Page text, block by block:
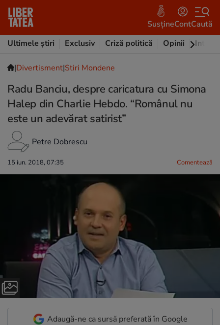
SusțineContCaută
Ultimele știri
Exclusiv Criză politică Opinii
|Divertisment|Stiri Mondene
Radu Banciu, despre caricatura cu Simona
Halep din Charlie Hebdo. “Românul nu
este un adevărat satirist”
Petre Dobrescu
15 iun. 2018, 07:35 Comentează
Adaugă-ne ca sursă preferată în Google